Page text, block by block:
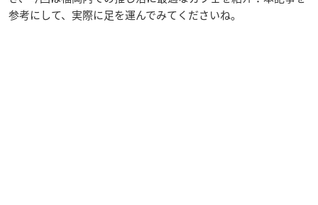
参考にして、実際に足を運んでみてくださいね。